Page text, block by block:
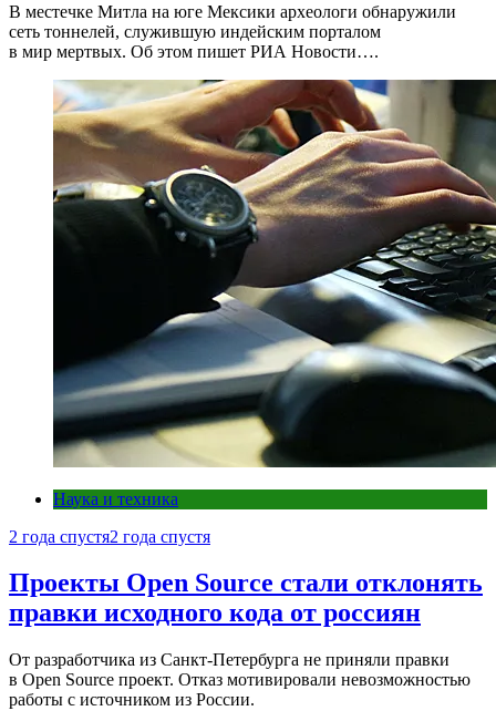
В местечке Митла на юге Мексики археологи обнаружили
сеть тоннелей, служившую индейским порталом
в мир мертвых. Об этом пишет РИА Новости….
Наука и техника
2 года спустя2 года спустя
Проекты Open Source стали отклонять
правки исходного кода от россиян
От разработчика из Санкт-Петербурга не приняли правки
в Open Source проект. Отказ мотивировали невозможностью
работы с источником из России.